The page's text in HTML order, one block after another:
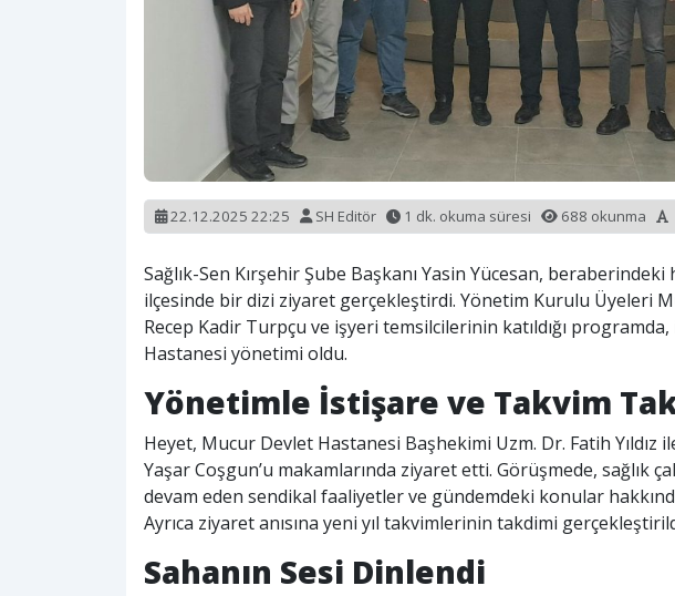
22.12.2025 22:25 SH Editör 1 dk. okuma süresi 688 okunma
Sağlık-Sen Kırşehir Şube Başkanı Yasin Yücesan,
ilçesinde bir dizi ziyaret gerçekleştirdi. Yönetim Kurulu Üyeleri
Recep Kadir Turpçu ve işyeri temsilcilerinin katıldığı
Hastanesi yönetimi oldu.
Yönetimle İstişare ve Takvim
Heyet, Mucur Devlet Hastanesi Başhekimi Uzm. Dr. Fatih Yıldız
Yaşar Coşgun’u makamlarında ziyaret etti. Görüşmede, sağlık
devam eden sendikal faaliyetler ve gündemdeki konular
Ayrıca ziyaret anısına yeni yıl takvimlerinin takdimi
Sahanın Sesi Dinlendi